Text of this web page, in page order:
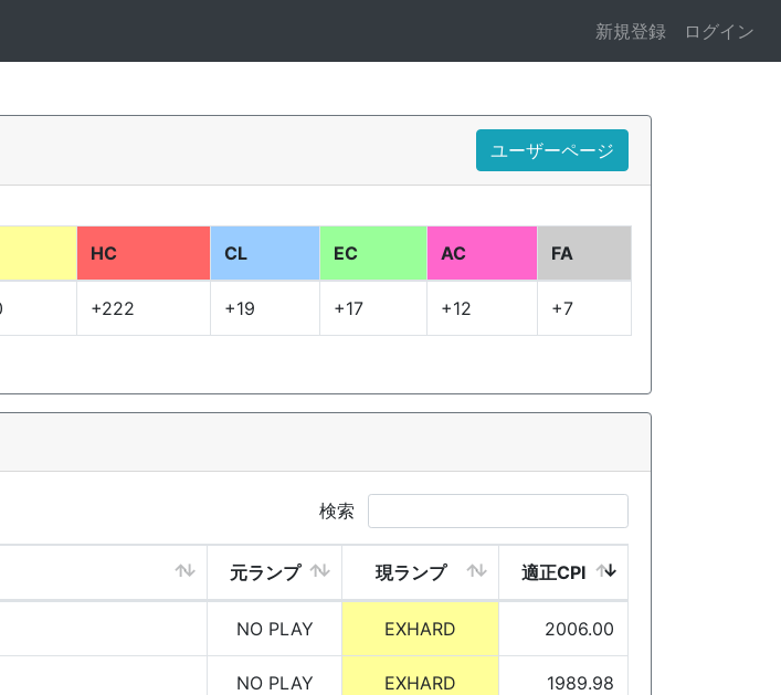
新規登録 ログイン
ユーザーページ
HC CL EC AC FA
+222 +19 +17 +12 +7
検索
元ランプ 現ランプ 適正CPI
NO PLAY EXHARD 2006.00
NO PLAY EXHARD 1989.98